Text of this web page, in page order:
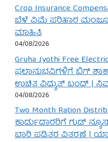
Crop Insurance
ಬೆಳೆ ವಿಮೆ ಪರಿಹಾರ
ಮಾಹಿತಿ
04/08/2026
Gruha Jyothi Free
ಫಲಾನುಭವಿಗಳಿಗೆ ಬಿಗ್
ಉಚಿತ ವಿದ್ಯುತ್ ಬಂದ್ |
04/08/2026
Two Month Ration
ಕಾರ್ಡುದಾರರಿಗೆ ಗುಡ್
ಬಾರಿ ಪಡಿತರ ವಿತರಣೆ |